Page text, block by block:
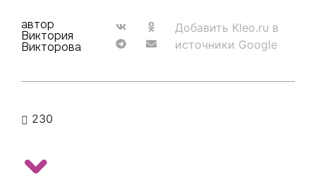
автор
Виктория
Викторова
Добавить Kleo.ru в
источники Google
230